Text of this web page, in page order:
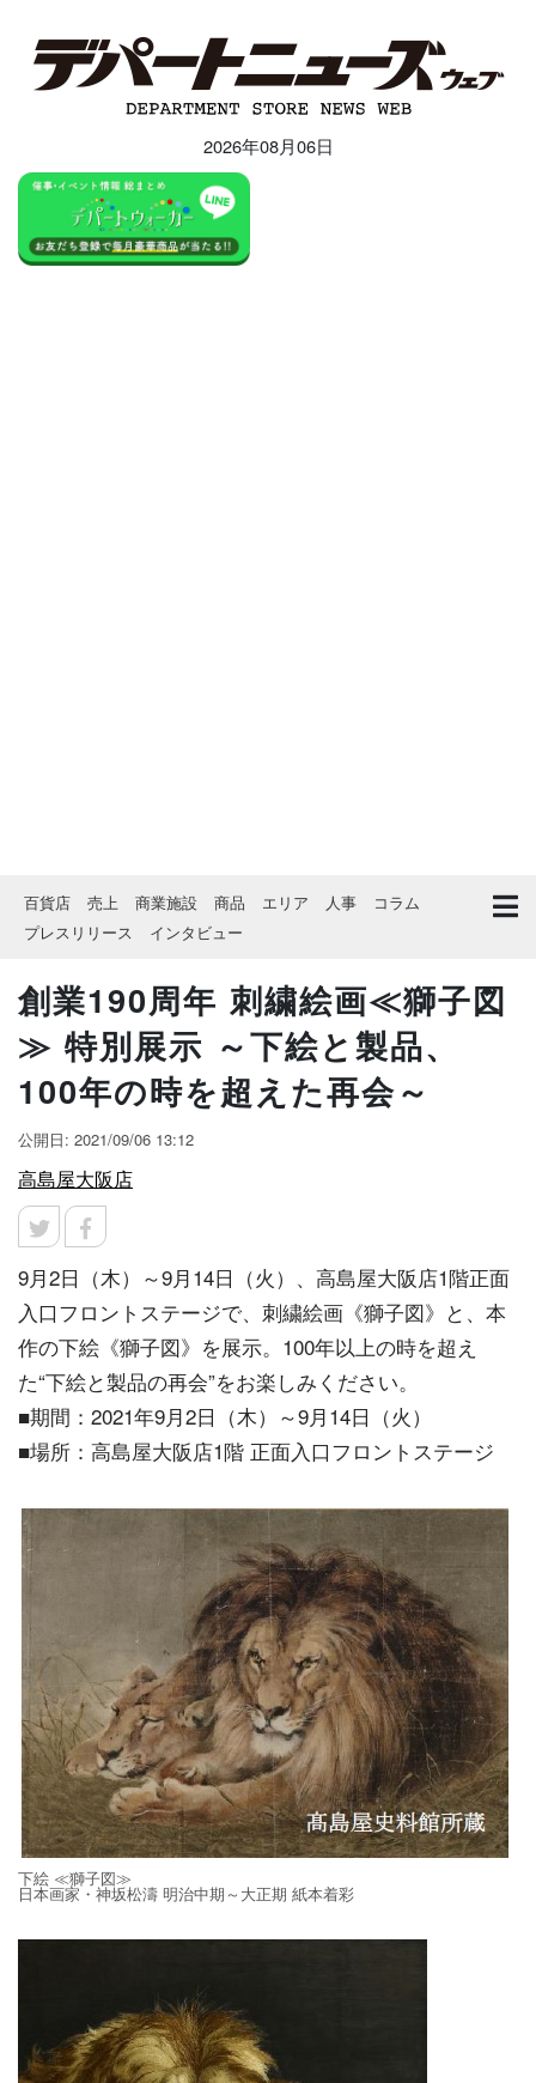
2026年08月06日
百貨店 売上 商業施設 商品 エリア 人事
コラム
プレスリリース
インタビュー
創業190周年 刺繍絵画≪獅子図
≫ 特別展示 ～下絵と製品、
100年の時を超えた再会～
公開日: 2021/09/06 13:12
高島屋大阪店
9月2日（木）～9月14日（火）、高島屋大阪店1階正面
入口フロントステージで、刺繍絵画《獅子図》と、本
作の下絵《獅子図》を展示。100年以上の時を超え
た“下絵と製品の再会”をお楽しみください。
■期間：2021年9月2日（木）～9月14日（火）
■場所：高島屋大阪店1階 正面入口フロントステージ
下絵 ≪獅子図≫
日本画家・神坂松濤 明治中期～大正期 紙本着彩